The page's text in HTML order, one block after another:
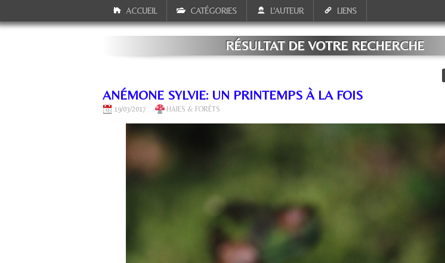
ACCUEIL CATÉGORIES L'AUTEUR LIENS
RÉSULTAT DE VOTRE RECHERCHE
ANÉMONE SYLVIE: UN PRINTEMPS À LA FOIS
19/03/2017 HAIES & FORÊTS